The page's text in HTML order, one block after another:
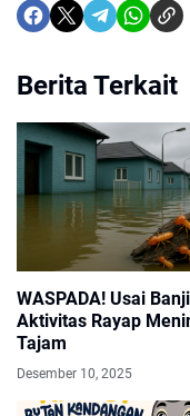
Berita Terkait
WASPADA! Usai
Aktivitas Rayap
Tajam
Desember 10, 2025